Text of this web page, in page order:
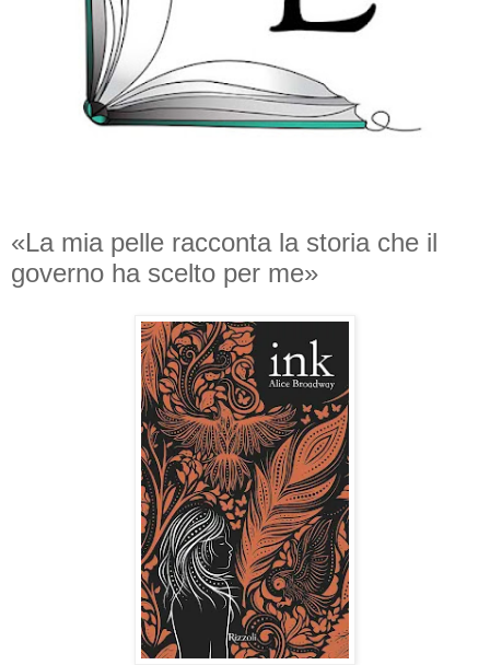
«La mia pelle racconta la storia che il
governo ha scelto per me»